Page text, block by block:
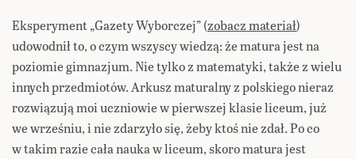
Eksperyment „Gazety Wyborczej” (zobacz materiał)
udowodnił to, o czym wszyscy wiedzą: że matura jest na
poziomie gimnazjum. Nie tylko z matematyki, także z wielu
innych przedmiotów. Arkusz maturalny z polskiego nieraz
rozwiązują moi uczniowie w pierwszej klasie liceum, już
we wrześniu, i nie zdarzyło się, żeby ktoś nie zdał. Po co
w takim razie cała nauka w liceum, skoro matura jest